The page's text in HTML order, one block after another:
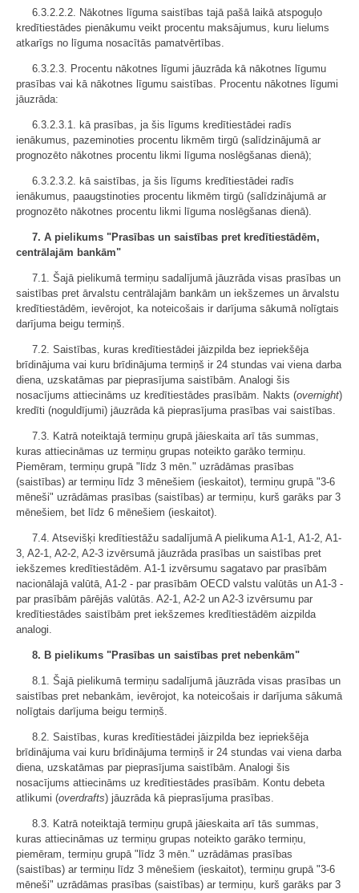
6.3.2.2.2. Nākotnes līguma saistības tajā pašā laikā atspoguļo
kredītiestādes pienākumu veikt procentu maksājumus, kuru lielums
atkarīgs no līguma nosacītās pamatvērtības.
6.3.2.3. Procentu nākotnes līgumi jāuzrāda kā nākotnes līgumu
prasības vai kā nākotnes līgumu saistības. Procentu nākotnes līgumi
jāuzrāda:
6.3.2.3.1. kā prasības, ja šis līgums kredītiestādei radīs
ienākumus, pazeminoties procentu likmēm tirgū (salīdzinājumā ar
prognozēto nākotnes procentu likmi līguma noslēgšanas dienā);
6.3.2.3.2. kā saistības, ja šis līgums kredītiestādei radīs
ienākumus, paaugstinoties procentu likmēm tirgū (salīdzinājumā ar
prognozēto nākotnes procentu likmi līguma noslēgšanas dienā).
7. A pielikums "Prasības un saistības pret kredītiestādēm,
centrālajām bankām"
7.1. Šajā pielikumā termiņu sadalījumā jāuzrāda visas prasības un
saistības pret ārvalstu centrālajām bankām un iekšzemes un ārvalstu
kredītiestādēm, ievērojot, ka noteicošais ir darījuma sākumā nolīgtais
darījuma beigu termiņš.
7.2. Saistības, kuras kredītiestādei jāizpilda bez iepriekšēja
brīdinājuma vai kuru brīdinājuma termiņš ir 24 stundas vai viena darba
diena, uzskatāmas par pieprasījuma saistībām. Analogi šis
nosacījums attiecināms uz kredītiestādes prasībām. Nakts (overnight)
kredīti (noguldījumi) jāuzrāda kā pieprasījuma prasības vai saistības.
7.3. Katrā noteiktajā termiņu grupā jāieskaita arī tās summas,
kuras attiecināmas uz termiņu grupas noteikto garāko termiņu.
Piemēram, termiņu grupā "līdz 3 mēn." uzrādāmas prasības
(saistības) ar termiņu līdz 3 mēnešiem (ieskaitot), termiņu grupā "3-6
mēneši" uzrādāmas prasības (saistības) ar termiņu, kurš garāks par 3
mēnešiem, bet līdz 6 mēnešiem (ieskaitot).
7.4. Atsevišķi kredītiestāžu sadalījumā A pielikuma A1-1, A1-2, A1-
3, A2-1, A2-2, A2-3 izvērsumā jāuzrāda prasības un saistības pret
iekšzemes kredītiestādēm. A1-1 izvērsumu sagatavo par prasībām
nacionālajā valūtā, A1-2 - par prasībām OECD valstu valūtās un A1-3 -
par prasībām pārējās valūtās. A2-1, A2-2 un A2-3 izvērsumu par
kredītiestādes saistībām pret iekšzemes kredītiestādēm aizpilda
analogi.
8. B pielikums "Prasības un saistības pret nebenkām"
8.1. Šajā pielikumā termiņu sadalījumā jāuzrāda visas prasības un
saistības pret nebankām, ievērojot, ka noteicošais ir darījuma sākumā
nolīgtais darījuma beigu termiņš.
8.2. Saistības, kuras kredītiestādei jāizpilda bez iepriekšēja
brīdinājuma vai kuru brīdinājuma termiņš ir 24 stundas vai viena darba
diena, uzskatāmas par pieprasījuma saistībām. Analogi šis
nosacījums attiecināms uz kredītiestādes prasībām. Kontu debeta
atlikumi (overdrafts) jāuzrāda kā pieprasījuma prasības.
8.3. Katrā noteiktajā termiņu grupā jāieskaita arī tās summas,
kuras attiecināmas uz termiņu grupas noteikto garāko termiņu,
piemēram, termiņu grupā "līdz 3 mēn." uzrādāmas prasības
(saistības) ar termiņu līdz 3 mēnešiem (ieskaitot), termiņu grupā "3-6
mēneši" uzrādāmas prasības (saistības) ar termiņu, kurš garāks par 3